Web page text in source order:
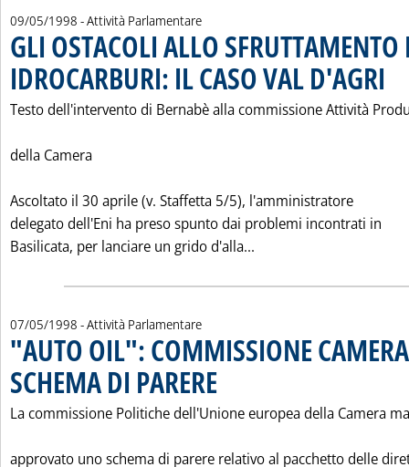
09/05/1998 - Attività Parlamentare
GLI OSTACOLI ALLO SFRUTTAMENTO
IDROCARBURI: IL CASO VAL D'AGRI
Testo dell'intervento di Bernabè alla commissione Attività
della Camera
Ascoltato il 30 aprile (v. Staffetta 5/5), l'amministratore
delegato dell'Eni ha preso spunto dai problemi incontrati in
Basilicata, per lanciare un grido d'alla...
07/05/1998 - Attività Parlamentare
"AUTO OIL": COMMISSIONE
SCHEMA DI PARERE
La commissione Politiche dell'Unione europea della Camera
approvato uno schema di parere relativo al pacchetto delle